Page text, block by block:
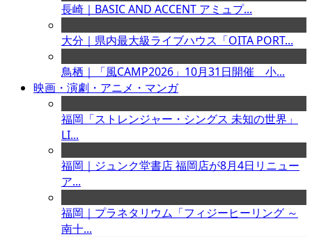
長崎｜BASIC AND ACCENT アミュプ...
大分｜県内最大級ライブハウス「OITA PORT...
鳥栖｜「風CAMP2026」10月31日開催 小...
映画・演劇・アニメ・マンガ
福岡「ストレンジャー・シングス 未知の世界」
LI...
福岡｜ジュンク堂書店 福岡店が8月4日リニュー
ア...
福岡｜プラネタリウム「フィジーヒーリング ～
南十...